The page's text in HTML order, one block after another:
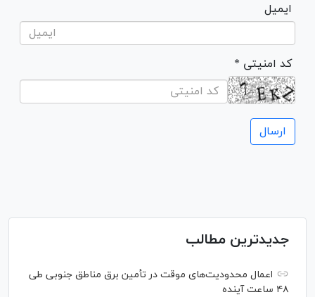
ایمیل
* کد امنیتی
جدیدترین مطالب
اعمال محدودیت‌های موقت در تأمین برق مناطق جنوبی طی
۴۸ ساعت آینده